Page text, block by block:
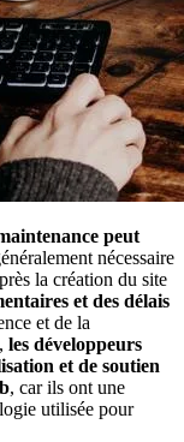
peut
nécessaire
la création du site
et des délais
et de la
les développeurs
et de soutien
, car ils ont une
utilisée pour